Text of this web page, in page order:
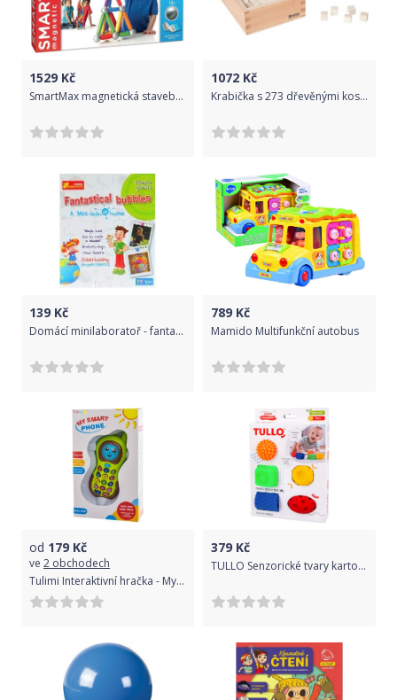
1529 Kč
SmartMax magnetická stavebnice - Start XL (Basic 42) SMX501
1072 Kč
Krabička s 273 dřevěnými kostičkami 1x1x1 cm
139 Kč
Domácí minilaboratoř - fantastické bubliny
789 Kč
Mamido Multifunkční autobus
od 179 Kč
ve 2 obchodech
Tulimi Interaktivní hračka - My smart phone
379 Kč
TULLO Senzorické tvary karton 5 ks